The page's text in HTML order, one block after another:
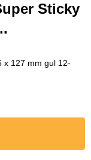
Sticky
x 127 mm gul 12-